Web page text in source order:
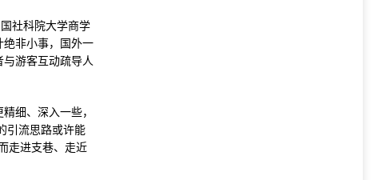
社科院大学商学
非小事，国外一
游客互动疏导人
细、深入一些，
引流思路或许能
走进支巷、走近